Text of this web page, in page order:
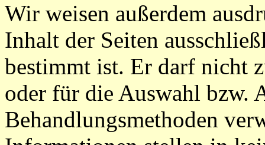
Wir weisen außerdem
Inhalt der Seiten
bestimmt ist. Er darf nicht
oder für die Auswahl bzw.
Behandlungsmethoden